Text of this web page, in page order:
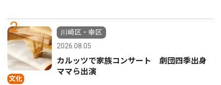
2
文化
川崎区・幸区
2026.08.05
カルッツで家族コンサート 劇団四季出身
ママら出演